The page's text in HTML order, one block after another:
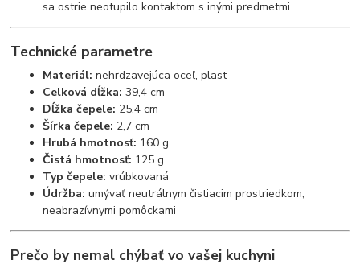
sa ostrie neotupilo kontaktom s inými predmetmi.
Technické parametre
Materiál: nehrdzavejúca oceľ, plast
Celková dĺžka: 39,4 cm
Dĺžka čepele: 25,4 cm
Šírka čepele: 2,7 cm
Hrubá hmotnosť: 160 g
Čistá hmotnosť: 125 g
Typ čepele: vrúbkovaná
Údržba: umývať neutrálnym čistiacim prostriedkom,
neabrazívnymi pomôckami
Prečo by nemal chýbať vo vašej kuchyni